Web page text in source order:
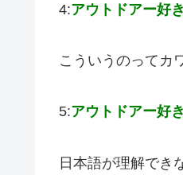
4:アウトドアー好き
こういうのってカ
5:アウトドアー好き
日本語が理解でき